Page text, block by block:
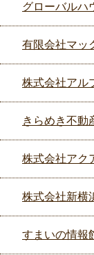
グローバルハ
有限会社マッ
株式会社アル
きらめき不動
株式会社アク
株式会社新横
すまいの情報